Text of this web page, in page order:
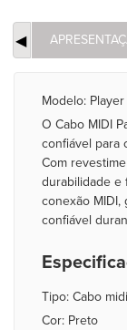
Modelo: Player
O Cabo MIDI
confiável para
Com
durabilidade e
conexão MIDI,
confiável
Tipo: Cabo
Cor: Preto